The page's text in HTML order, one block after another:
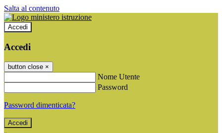
Salta al contenuto
Accedi
Accedi
button close ×
Nome Utente
Password
Password dimenticata?